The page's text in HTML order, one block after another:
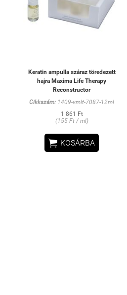
Keratin ampulla száraz töredezett
hajra Maxima Life Therapy
Reconstructor
Cikkszám: 1409-vmlt-7087-12ml
1 861 Ft
(155 Ft / ml)
 KOSÁRBA